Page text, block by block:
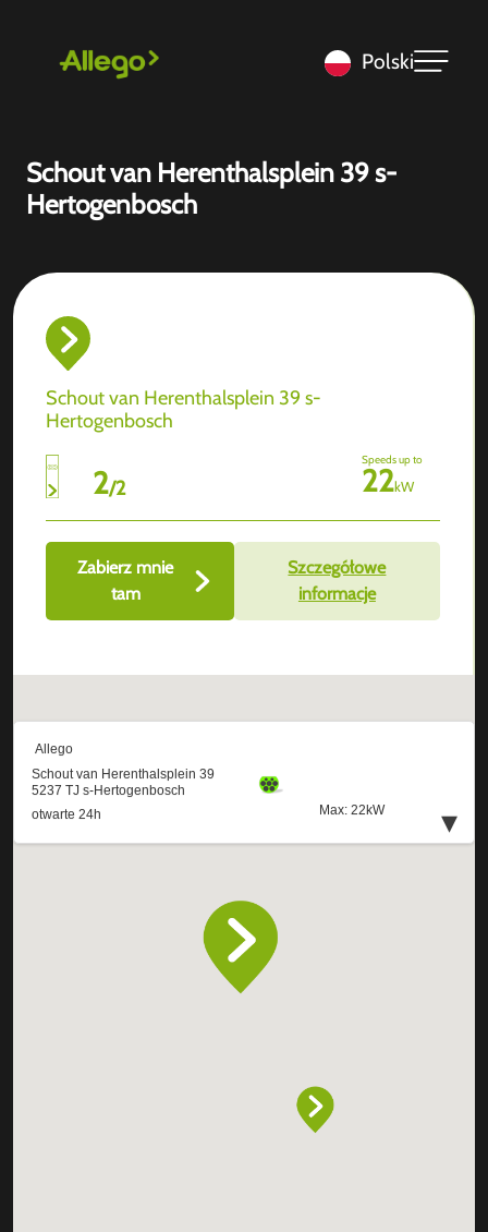
Polski
Schout van Herenthalsplein 39 s-
Hertogenbosch
Schout van Herenthalsplein 39 s-
Hertogenbosch
2/2
Speeds up to
22kW
Zabierz mnie
tam
Szczegółowe
informacje